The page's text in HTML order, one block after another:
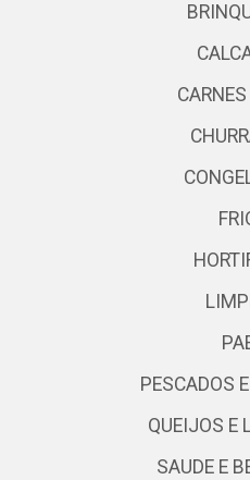
PESCADOS
QUEIJOS E
SAUDE E